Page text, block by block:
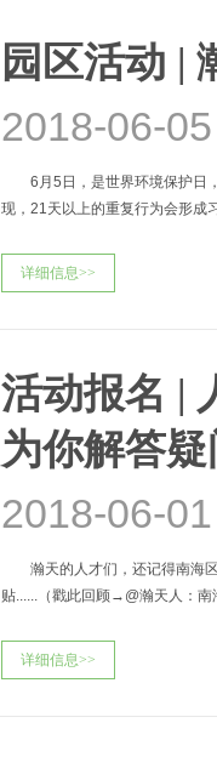
园区活动 |
2018-06-05
6月5日，是世界环境保护日，
现，21天以上的重复行为会形成
详细信息>>
活动报名 |
为你解答
2018-06-01
瀚天的人才们，还记得南海区
贴......（戳此回顾→@瀚天人：
详细信息>>